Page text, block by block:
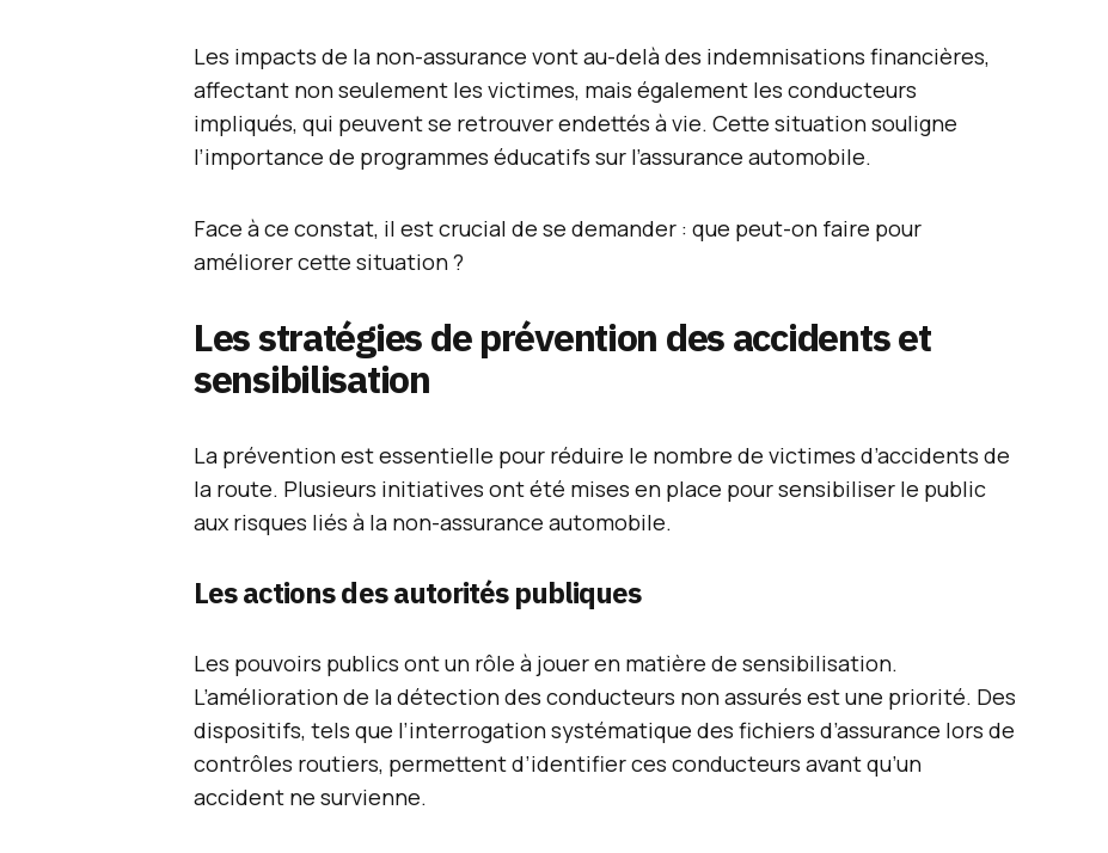
Les impacts de la non-assurance vont au-delà des indemnisations financières,
affectant non seulement les victimes, mais également les conducteurs
impliqués, qui peuvent se retrouver endettés à vie. Cette situation souligne
l’importance de programmes éducatifs sur l’assurance automobile.
Face à ce constat, il est crucial de se demander : que peut-on faire pour
améliorer cette situation ?
Les stratégies de prévention des accidents et
sensibilisation
La prévention est essentielle pour réduire le nombre de victimes d’accidents de
la route. Plusieurs initiatives ont été mises en place pour sensibiliser le public
aux risques liés à la non-assurance automobile.
Les actions des autorités publiques
Les pouvoirs publics ont un rôle à jouer en matière de sensibilisation.
L’amélioration de la détection des conducteurs non assurés est une priorité. Des
dispositifs, tels que l’interrogation systématique des fichiers d’assurance lors de
contrôles routiers, permettent d’identifier ces conducteurs avant qu’un
accident ne survienne.